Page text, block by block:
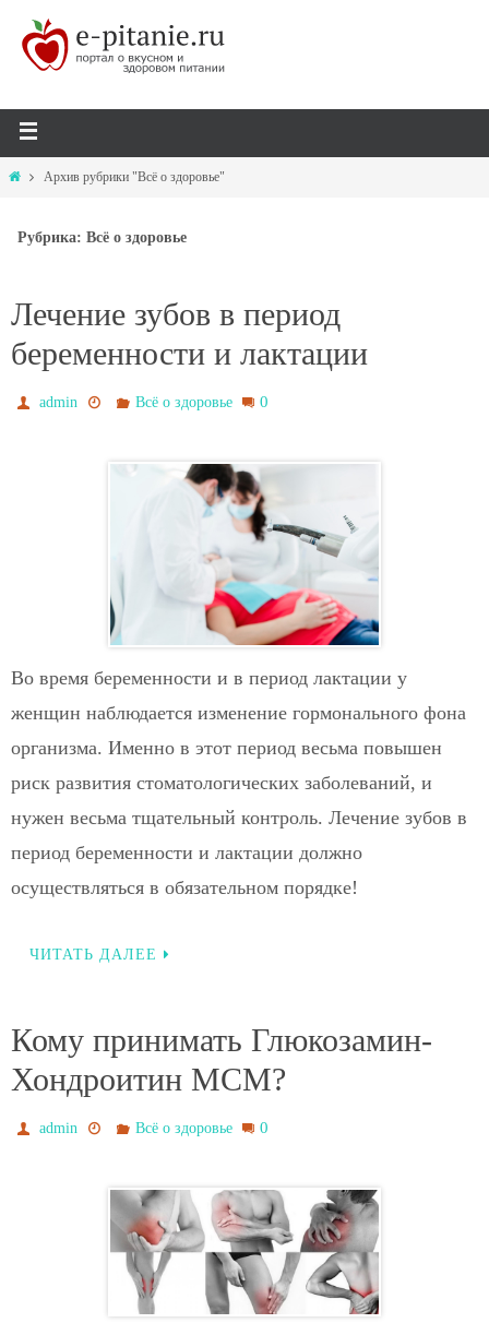
Архив рубрики "Всё о здоровье"
Рубрика: Всё о здоровье
Лечение зубов в период
беременности и лактации
admin Всё о здоровье 0
Во время беременности и в период лактации у
женщин наблюдается изменение гормонального фона
организма. Именно в этот период весьма повышен
риск развития стоматологических заболеваний, и
нужен весьма тщательный контроль. Лечение зубов в
период беременности и лактации должно
осуществляться в обязательном порядке!
ЧИТАТЬ ДАЛЕЕ
Кому принимать Глюкозамин-
Хондроитин МСМ?
admin Всё о здоровье 0